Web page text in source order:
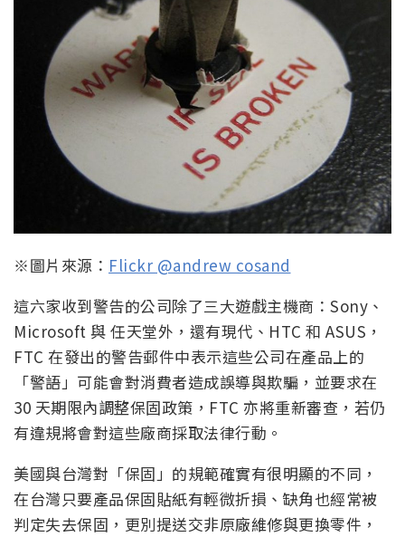
※圖片來源： Flickr @andrew cosand
這六家收到警告的公司除了三大遊戲主機商：Sony、
Microsoft 與 任天堂外，還有現代、HTC 和 ASUS，
FTC 在發出的警告郵件中表示這些公司在產品上的
「警語」可能會對消費者造成誤導與欺騙，並要求在
30 天期限內調整保固政策，FTC 亦將重新審查，若仍
有違規將會對這些廠商採取法律行動。
美國與台灣對「保固」的規範確實有很明顯的不同，
在台灣只要產品保固貼紙有輕微折損、缺角也經常被
判定失去保固，更別提送交非原廠維修與更換零件，